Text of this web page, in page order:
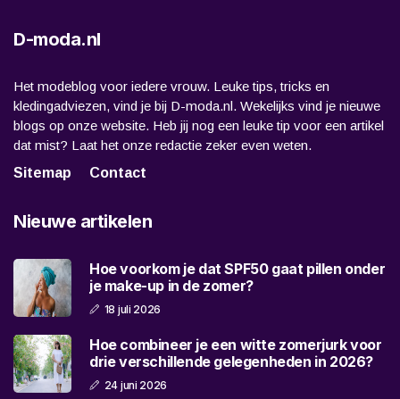
D-moda.nl
Het modeblog voor iedere vrouw. Leuke tips, tricks en
kledingadviezen, vind je bij D-moda.nl. Wekelijks vind je nieuwe
blogs op onze website. Heb jij nog een leuke tip voor een artikel
dat mist? Laat het onze redactie zeker even weten.
Sitemap
Contact
Nieuwe artikelen
Hoe voorkom je dat SPF50 gaat pillen onder
je make-up in de zomer?
18 juli 2026
Hoe combineer je een witte zomerjurk voor
drie verschillende gelegenheden in 2026?
24 juni 2026